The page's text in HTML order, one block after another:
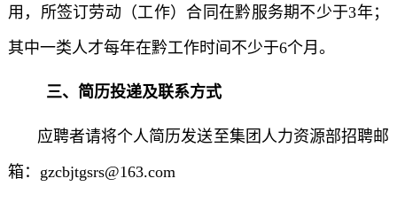
用，所签订劳动（工作）合同在黔服务期不少于3年；
其中一类人才每年在黔工作时间不少于6个月。
三、简历投递及联系方式
应聘者请将个人简历发送至集团人力资源部招聘邮
箱：gzcbjtgsrs@163.com